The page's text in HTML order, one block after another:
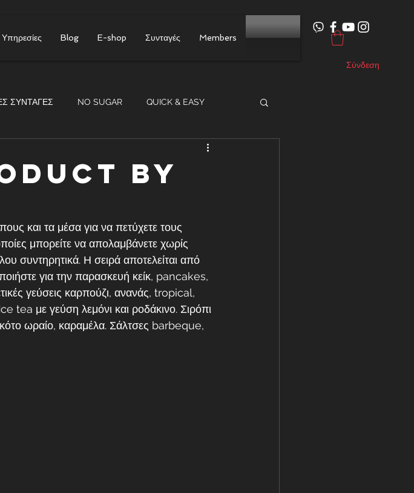
Υπηρεσίες Blog E-shop Συνταγές Members
Σύνδεση
ΣΥΝΤΑΓΕΣ NO SUGAR QUICK & EASY
BY
και τα μέσα για να πετύχετε τους
μπορείτε να απολαμβάνετε χωρίς
συντηρητικά. Η σειρά αποτελείται από
για την παρασκευή κείκ, pancakes,
γεύσεις καρπούζι, ανανάς, tropical,
tea με γεύση λεμόνι και ροδάκινο. Σιρόπι
ωραίο, καραμέλα. Σάλτσες barbeque,